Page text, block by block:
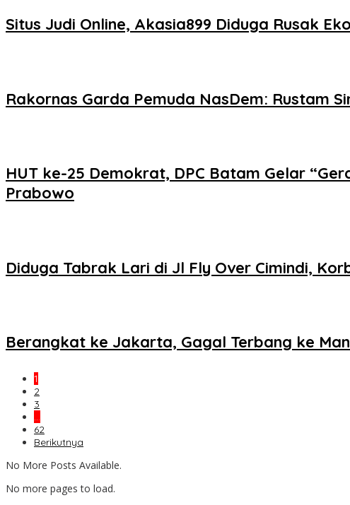
Situs Judi Online, Akasia899 Diduga Rusak
Rakornas Garda Pemuda NasDem: Rustam
HUT ke-25 Demokrat, DPC Batam Gelar
Prabowo
Diduga Tabrak Lari di Jl Fly Over Cimindi,
Berangkat ke Jakarta, Gagal Terbang ke
1
2
3
…
62
Berikutnya
No More Posts Available.
No more pages to load.